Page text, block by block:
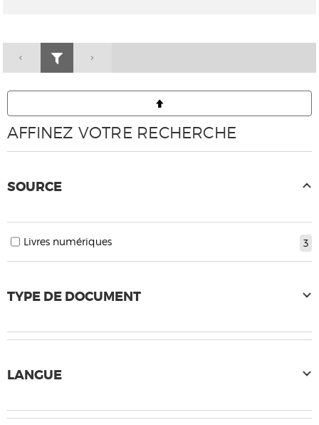
AFFINEZ VOTRE RECHERCHE
SOURCE
3
Livres numériques
TYPE DE DOCUMENT
LANGUE